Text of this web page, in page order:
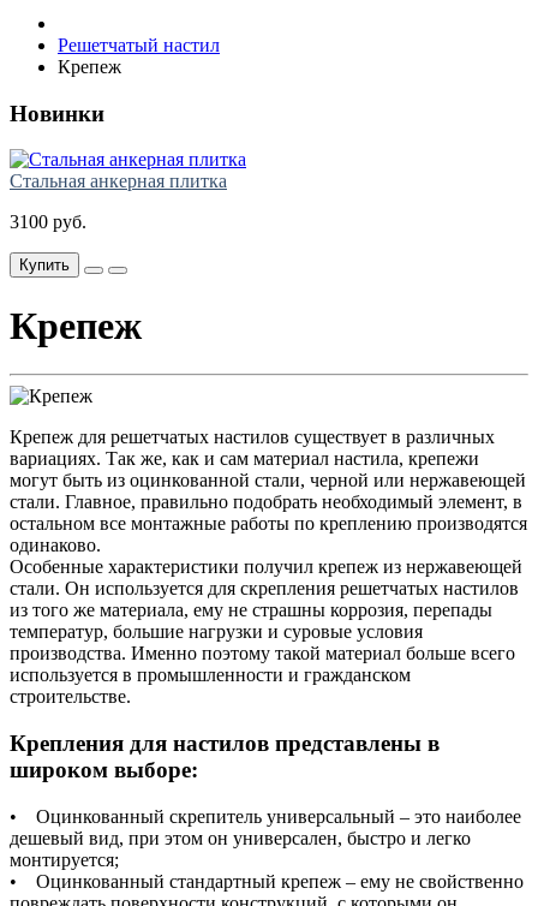
Решетчатый настил
Крепеж
Новинки
Стальная анкерная плитка
3100 руб.
Купить
Крепеж
Крепеж для решетчатых настилов существует в различных
вариациях. Так же, как и сам материал настила, крепежи
могут быть из оцинкованной стали, черной или нержавеющей
стали. Главное, правильно подобрать необходимый элемент, в
остальном все монтажные работы по креплению производятся
одинаково.
Особенные характеристики получил крепеж из нержавеющей
стали. Он используется для скрепления решетчатых настилов
из того же материала, ему не страшны коррозия, перепады
температур, большие нагрузки и суровые условия
производства. Именно поэтому такой материал больше всего
используется в промышленности и гражданском
строительстве.
Крепления для настилов представлены в
широком выборе:
• Оцинкованный скрепитель универсальный – это наиболее
дешевый вид, при этом он универсален, быстро и легко
монтируется;
• Оцинкованный стандартный крепеж – ему не свойственно